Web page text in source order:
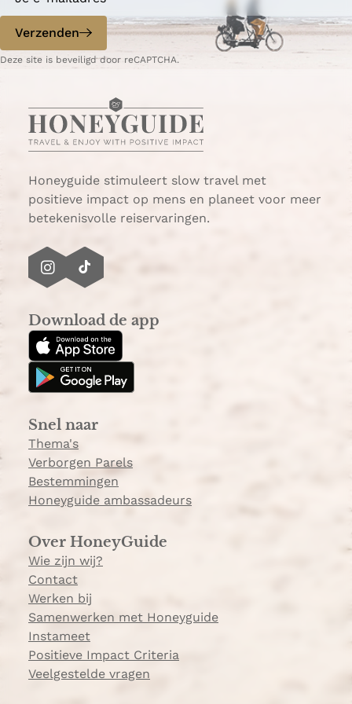
p
W
h
s
A
p
p
e
-
l
Verzenden
Deze site is beveiligd door reCAPTCHA.
Honeyguide stimuleert slow travel met
positieve impact op mens en planeet voor meer
betekenisvolle reiservaringen.
I
t
a
g
m
T
T
o
k
Download de app
Snel naar
Thema's
Verborgen Parels
Bestemmingen
Honeyguide ambassadeurs
Over HoneyGuide
Wie zijn wij?
Contact
Werken bij
Samenwerken met Honeyguide
Instameet
Positieve Impact Criteria
Veelgestelde vragen